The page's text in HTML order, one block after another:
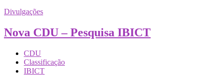
Divulgações
Nova CDU – Pesquisa IBICT
CDU
Classificação
IBICT